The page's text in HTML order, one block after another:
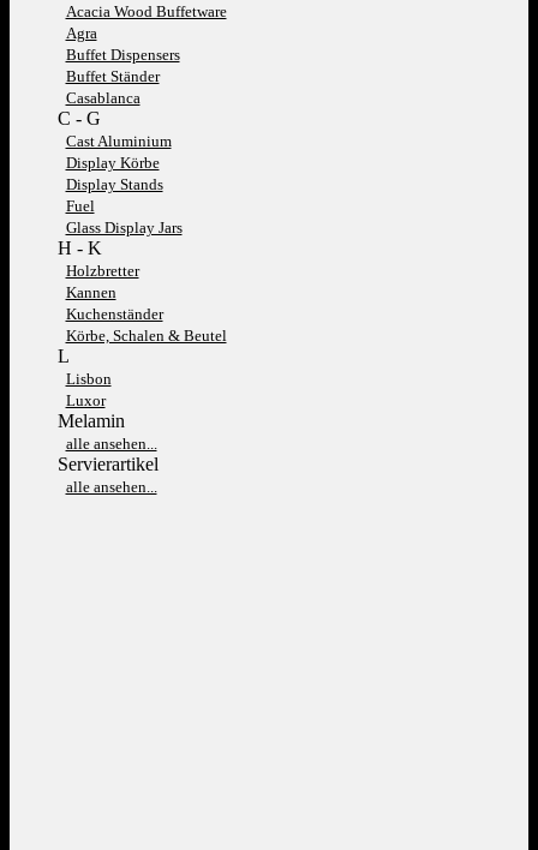
Acacia Wood Buffetware
Agra
Buffet Dispensers
Buffet Ständer
Casablanca
C - G
Cast Aluminium
Display Körbe
Display Stands
Fuel
Glass Display Jars
H - K
Holzbretter
Kannen
Kuchenständer
Körbe, Schalen & Beutel
L
Lisbon
Luxor
Melamin
alle ansehen...
Servierartikel
alle ansehen...